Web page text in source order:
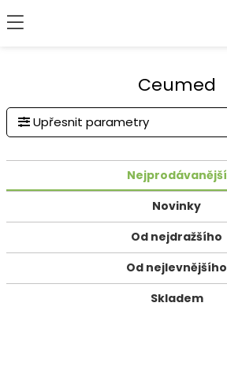
Ceumed
Upřesnit parametry
Nejprodávanější
Novinky
Od nejdražšího
Od nejlevnějšího
Skladem